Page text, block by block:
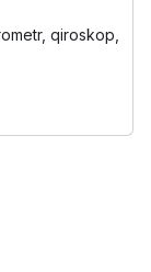
qiroskop,